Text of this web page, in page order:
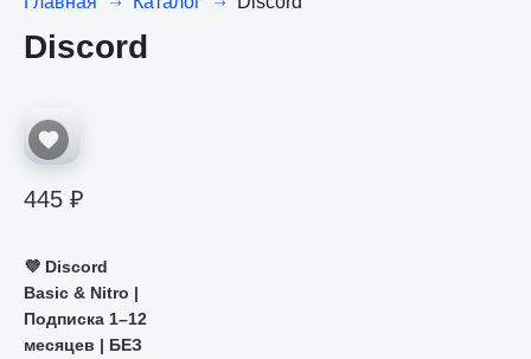
Discord
445 ₽
💜 Discord
Basic & Nitro |
Подписка 1–12
месяцев | БЕЗ